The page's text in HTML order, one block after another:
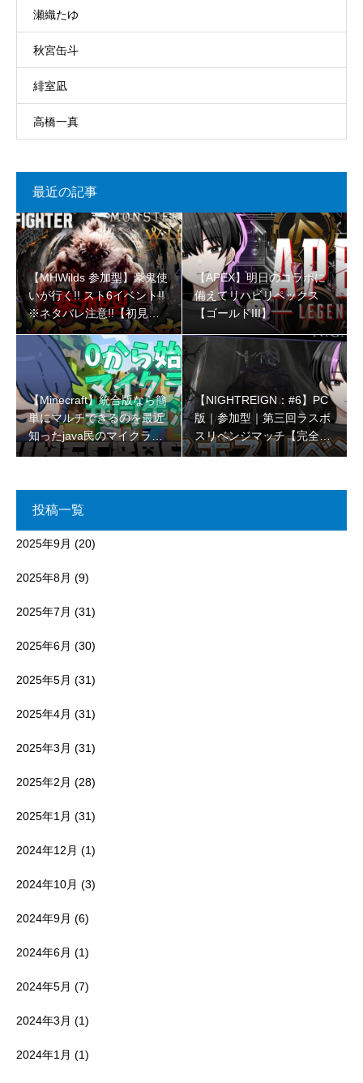
瀬織たゆ
秋宮缶斗
緋室凪
高橋一真
最近の記事
【MHWilds 参加型】豪鬼使
いが行く!! スト6イベント!!
※ネタバレ注意!!【初見さ
ん大歓迎 】
【APEX】明日のコラボに
備えてリハビリペックス
【ゴールドIII】
【Minecraft】統合版なら簡
単にマルチできるのを最近
知ったjava民のマイクラコ
ラボ🌳【初見さん大歓迎 】
【NIGHTREIGN：#6】PC
版｜参加型｜第三回ラスボ
スリベンジマッチ【完全初
見プレイ】
投稿一覧
2025年9月 (20)
2025年8月 (9)
2025年7月 (31)
2025年6月 (30)
2025年5月 (31)
2025年4月 (31)
2025年3月 (31)
2025年2月 (28)
2025年1月 (31)
2024年12月 (1)
2024年10月 (3)
2024年9月 (6)
2024年6月 (1)
2024年5月 (7)
2024年3月 (1)
2024年1月 (1)